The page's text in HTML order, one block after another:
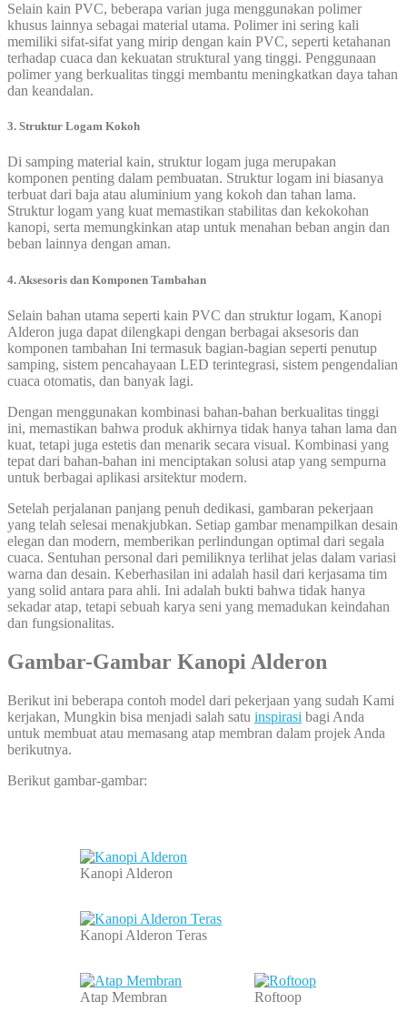
Selain kain PVC, beberapa varian juga menggunakan polimer
khusus lainnya sebagai material utama. Polimer ini sering kali
memiliki sifat-sifat yang mirip dengan kain PVC, seperti ketahanan
terhadap cuaca dan kekuatan struktural yang tinggi. Penggunaan
polimer yang berkualitas tinggi membantu meningkatkan daya tahan
dan keandalan.
3. Struktur Logam Kokoh
Di samping material kain, struktur logam juga merupakan
komponen penting dalam pembuatan. Struktur logam ini biasanya
terbuat dari baja atau aluminium yang kokoh dan tahan lama.
Struktur logam yang kuat memastikan stabilitas dan kekokohan
kanopi, serta memungkinkan atap untuk menahan beban angin dan
beban lainnya dengan aman.
4. Aksesoris dan Komponen Tambahan
Selain bahan utama seperti kain PVC dan struktur logam, Kanopi
Alderon juga dapat dilengkapi dengan berbagai aksesoris dan
komponen tambahan Ini termasuk bagian-bagian seperti penutup
samping, sistem pencahayaan LED terintegrasi, sistem pengendalian
cuaca otomatis, dan banyak lagi.
Dengan menggunakan kombinasi bahan-bahan berkualitas tinggi
ini, memastikan bahwa produk akhirnya tidak hanya tahan lama dan
kuat, tetapi juga estetis dan menarik secara visual. Kombinasi yang
tepat dari bahan-bahan ini menciptakan solusi atap yang sempurna
untuk berbagai aplikasi arsitektur modern.
Setelah perjalanan panjang penuh dedikasi, gambaran pekerjaan
yang telah selesai menakjubkan. Setiap gambar menampilkan desain
elegan dan modern, memberikan perlindungan optimal dari segala
cuaca. Sentuhan personal dari pemiliknya terlihat jelas dalam variasi
warna dan desain. Keberhasilan ini adalah hasil dari kerjasama tim
yang solid antara para ahli. Ini adalah bukti bahwa tidak hanya
sekadar atap, tetapi sebuah karya seni yang memadukan keindahan
dan fungsionalitas.
Gambar-Gambar Kanopi Alderon
Berikut ini beberapa contoh model dari pekerjaan yang sudah Kami
kerjakan, Mungkin bisa menjadi salah satu inspirasi bagi Anda
untuk membuat atau memasang atap membran dalam projek Anda
berikutnya.
Berikut gambar-gambar:
Kanopi Alderon
Kanopi Alderon Teras
Atap Membran Roftoop